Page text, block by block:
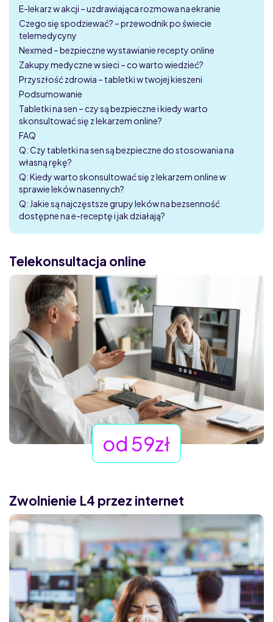
E-lekarz w akcji – uzdrawiająca rozmowa na ekranie
Czego się spodziewać? – przewodnik po świecie
telemedycyny
Nexmed – bezpieczne wystawianie recepty online
Zakupy medyczne w sieci – co warto wiedzieć?
Przyszłość zdrowia – tabletki w twojej kieszeni
Podsumowanie
Tabletki na sen – czy są bezpieczne i kiedy warto
skonsultować się z lekarzem online?
FAQ
Q: Czy tabletki na sen są bezpieczne do stosowania na
własną rękę?
Q: Kiedy warto skonsultować się z lekarzem online w
sprawie leków nasennych?
Q: Jakie są najczęstsze grupy leków na bezsenność
dostępne na e-receptę i jak działają?
Telekonsultacja online
od 59zł
Zwolnienie L4 przez internet